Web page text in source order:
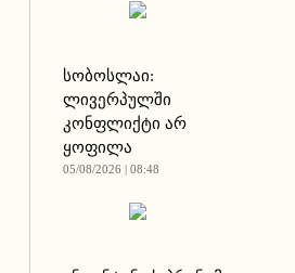
სობოსლაი:
ლივერპულში
კონფლიქტი არ
ყოფილა
05/08/2026 | 08:48